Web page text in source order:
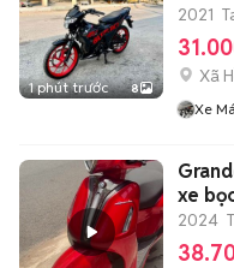
1 phút trước 8
2021
Xã
Xe
xe
2024